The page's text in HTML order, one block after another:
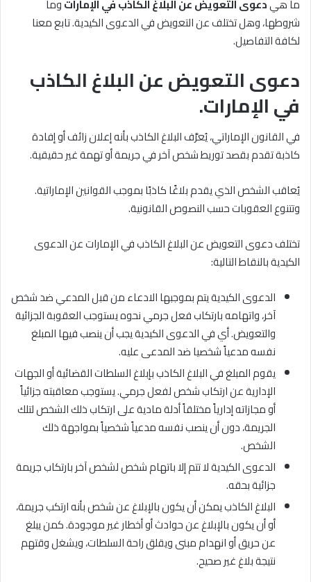
ما هيدعوىالتعويضعنالبلاغالكاذبفيالإماراتوما
شروطها، وهل تختلف عن التعويض في الدعوى الكيدية. تابع معنا
لكافة التفاصيل.
دعوى التعويض عن البلاغ الكاذب
في الإمارات.
في القانون الإماراتي، يُعرَّف البلاغ الكاذب بأنه إعلان زائف أو إفادة
كاذبة تقدم بقصد توريط شخص آخر في جريمة أو تهمة غير حقيقية.
يُعاقب الشخص الذي يقدم بلاغًا كاذبًا بموجب القوانين الإماراتية.
وتتنوع العقوبات حسب النصوص القانونية.
تختلف دعوى التعويض عن البلاغ الكاذب في الإمارات عن الدعوى
الكيدية بالنقاط التالية:
الدعوى الكيدية يتم بموجبها الادعاء من قبل المدعي ضد شخص
آخر، واتهامه بارتكاب فعل جرمي نحوه يستوجب العقوبة الجزائية
والتعويض. أي في الدعوى الكيدية يجب أن ينصب فيها المبلغ
نفسه مدعياً شخصيا ضد المدعى عليه.
يقوم المبلغ في البلاغ الكاذب بإبلاغ السلطات القضائية أو الجهات
الإدارية عن ارتكاب شخص لفعل جرمي. يستوجب معاقبته جزائياً
أو مجازاته إدارياً مختلقاً أدلة مادية على ارتكاب ذلك الشخص لتلك
الجريمة، دون أن ينصب نفسه مدعياً شخصياً بمواجهة ذلك
الشخص.
الدعوى الكيدية لا تتم إلا باتهام شخص لشخص آخر بارتكاب جريمة
جزائية بحقه.
البلاغ الكاذب يمكن أن يكون بالإبلاغ عن شخص بأنه ارتكب جريمة،
أو أن يكون بالإبلاغ عن حوادث أو أخطار غير موجودة. كمن يبلغ
عن حريق أو انهدام مبنى ويقلق راحة السلطات، ويشغل وقتهم
نتيجة بلاغ غير صحيح.